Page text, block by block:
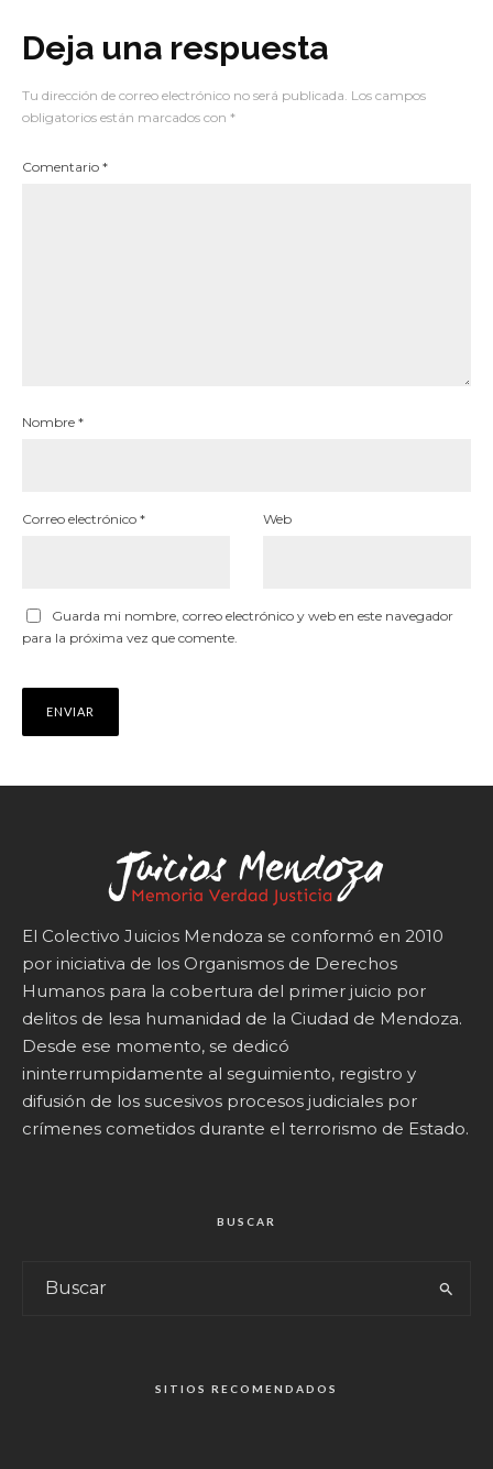
Deja una respuesta
Tu dirección de correo electrónico no será publicada. Los campos
obligatorios están marcados con *
Comentario *
Nombre *
Correo electrónico * Web
Guarda mi nombre, correo electrónico y web en este navegador
para la próxima vez que comente.
El Colectivo Juicios Mendoza se conformó en 2010
por iniciativa de los Organismos de Derechos
Humanos para la cobertura del primer juicio por
delitos de lesa humanidad de la Ciudad de Mendoza.
Desde ese momento, se dedicó
ininterrumpidamente al seguimiento, registro y
difusión de los sucesivos procesos judiciales por
crímenes cometidos durante el terrorismo de Estado.
BUSCAR
SITIOS RECOMENDADOS